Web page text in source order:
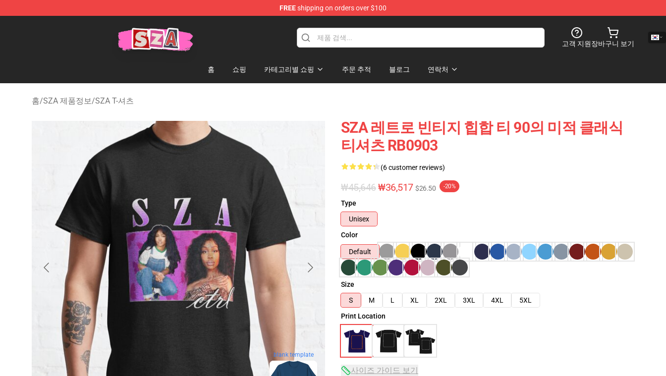
FREEshipping on orders over $100
고객 지원장바구니 보기
홈 쇼핑 카테고리별 쇼핑 주문 추적 블로그 연락처
홈/SZA 제품정보/SZA T-셔츠
blank template
SZA 레트로 빈티지 힙합 티 90의 미적 클래식
티셔츠 RB0903
(6 customer reviews)
₩45,646₩36,517 $26.50 -20%
Type
Unisex
Color
Default
Size
S
M L XL 2XL 3XL 4XL
5XL
Print Location
사이즈 가이드 보기